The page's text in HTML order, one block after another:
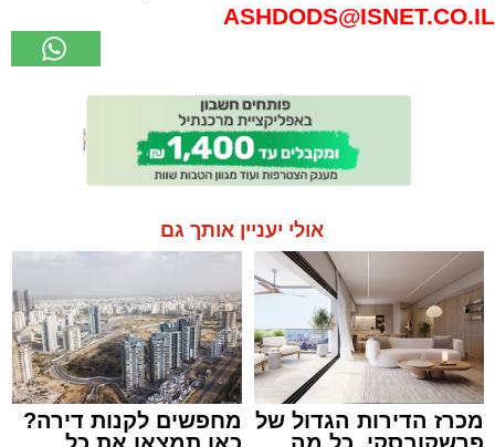
ASHDODS@ISNET.CO.IL
אולי יעניין אותך גם
מכרז הדירות הגדול של
מחפשים לקנות דירה?